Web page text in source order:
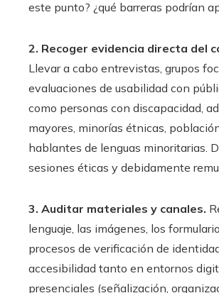
este punto? ¿qué barreras podrían
2. Recoger evidencia directa del
Llevar a cabo entrevistas, grupos
evaluaciones de usabilidad con
como personas con discapacidad,
mayores, minorías étnicas,
hablantes de lenguas minoritarias.
sesiones éticas y debidamente
3. Auditar materiales y canales.
lenguaje, las imágenes, los
procesos de verificación de
accesibilidad tanto en entornos
presenciales (señalización,